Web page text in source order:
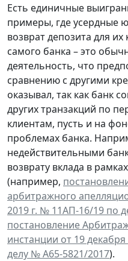
Есть единичные
примеры, где усердные
возврат депозита для
самого банка – это
деятельность, что
сравнению с другими
оказывал, так как банк
других транзакций по
клиентам, пусть и на
проблемах банка.
недействительными
возврату вклада в
(например,
арбитражного
2019 г. № 11АП-16/19 по
постановление
инстанции от 19
делу № А65-5821/2017).